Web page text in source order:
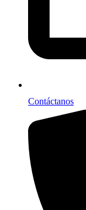
Contáctanos